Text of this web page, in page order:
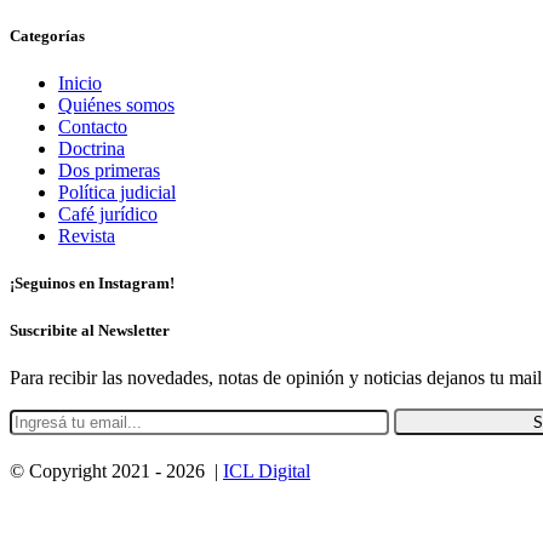
Categorías
Inicio
Quiénes somos
Contacto
Doctrina
Dos primeras
Política judicial
Café jurídico
Revista
¡Seguinos en Instagram!
Suscribite al Newsletter
Para recibir las novedades, notas de opinión y noticias dejanos tu
© Copyright 2021 - 2026 | ICL Digital